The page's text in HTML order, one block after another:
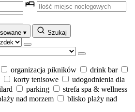
▾ Szukaj
organizacja pikników
drink bar
korty tenisowe
udogodnienia dla
parking
strefa spa & wellness
nad morzem
blisko plaży nad